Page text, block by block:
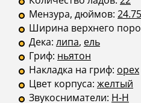
Мензура, дюймов: 24.75
Ширина верхнего
Дека: липа, ель
Гриф: ньятон
Накладка на гриф: орех
Цвет корпуса: желтый
Звукосниматели: H-H